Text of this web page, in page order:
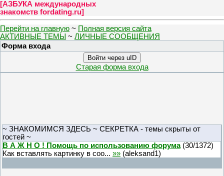
[АЗБУКА международных
знакомств fordating.ru]
Перейти на главную ~ Полная версия сайта
АКТИВНЫЕ ТЕМЫ ~ ЛИЧНЫЕ СООБЩЕНИЯ
Форма входа
Войти через uID
Старая форма входа
~ ЗНАКОМИМСЯ ЗДЕСЬ ~ СЕКРЕТКА - темы скрыты от
гостей ~
В А Ж Н О ! Помощь по использованию форума (30/1372)
Как вставлять картинку в соо... »» (aleksand1)